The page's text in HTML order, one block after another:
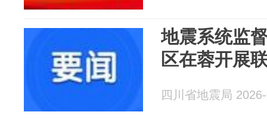
地震系统监
区在蓉开展
四川省地震局